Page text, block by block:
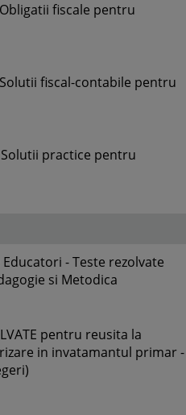
fiscale pentru
fiscal-contabile pentru
practice pentru
- Teste rezolvate
si Metodica
pentru reusita la
in invatamantul primar -